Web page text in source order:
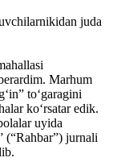
juda
Marhum
to‘garagini
ko‘rsatar edik.
uyida
(“Rahbar”) jurnali